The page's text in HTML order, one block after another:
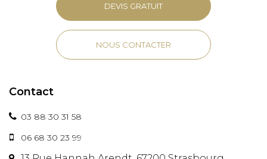
DEVIS GRATUIT
NOUS CONTACTER
Contact
03 88 30 31 58
06 68 30 23 99